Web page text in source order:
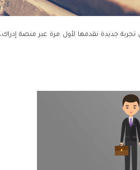
جديدة نقدمها لأول مرة عبر منصة إدراك،